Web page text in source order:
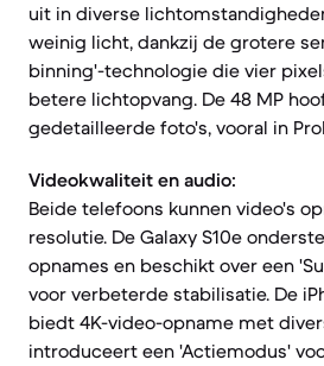
uit in diverse
weinig licht, dankzij de grotere
binning'-technologie die vier
betere lichtopvang. De 48 MP
gedetailleerde foto's, vooral in
Videokwaliteit en audio:
Beide telefoons kunnen video's
resolutie. De Galaxy S10e
opnames en beschikt over een
voor verbeterde stabilisatie. De
biedt 4K-video-opname met
introduceert een 'Actiemodus'